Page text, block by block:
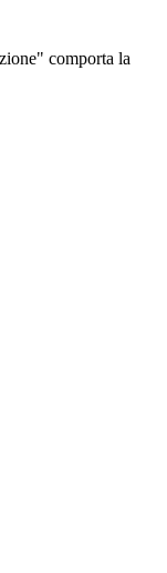
comporta la